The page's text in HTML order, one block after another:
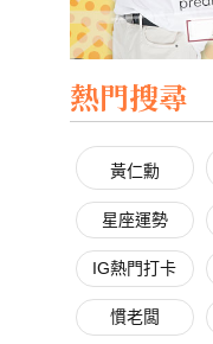
熱門搜尋
黃仁勳
星座運勢
IG熱門打卡
慣老闆